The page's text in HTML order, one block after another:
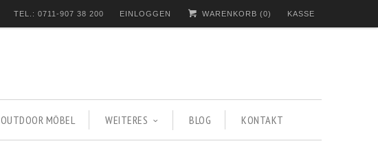
TEL.: 0711-907 38 200 EINLOGGEN WARENKORB (0) KASSE
OUTDOOR MÖBEL WEITERES BLOG KONTAKT